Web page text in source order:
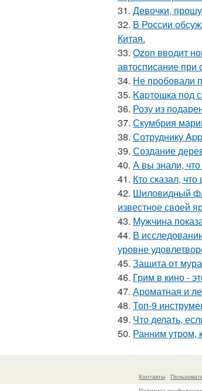
31. Дeвочки,
32. В России
Китая.
33. Ozon вводит
автосписание при
34. Не пробовали
35. Kapтошка под
36. Розу из
37. Скумбрия
38. Сотруднику
39. Создание
40. А вы знали,
41. Кто сказал,
42. Шиловидный
известное своей
43. Мужчина
44. В
уровне
45. Защита от
46. Грим в кино -
47. Ароматная и
48. Топ-9
49. Что делать,
50. Ранним утром,
Контакты